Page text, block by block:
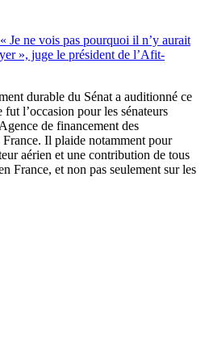
Je ne vois pas pourquoi il n’y aurait
», juge le président de l’Afit-
durable du Sénat a auditionné ce
l’occasion pour les sénateurs
de financement des
Il plaide notamment pour
aérien et une contribution de tous
France, et non pas seulement sur les